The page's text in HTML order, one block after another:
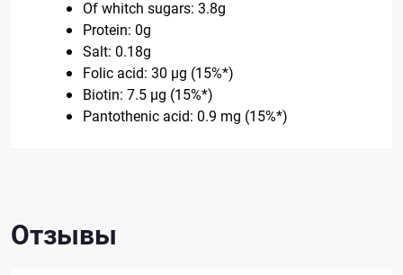
Of whitch sugars: 3.8g
Protein: 0g
Salt: 0.18g
Folic acid: 30 μg (15%*)
Biotin: 7.5 μg (15%*)
Pantothenic acid: 0.9 mg (15%*)
Отзывы